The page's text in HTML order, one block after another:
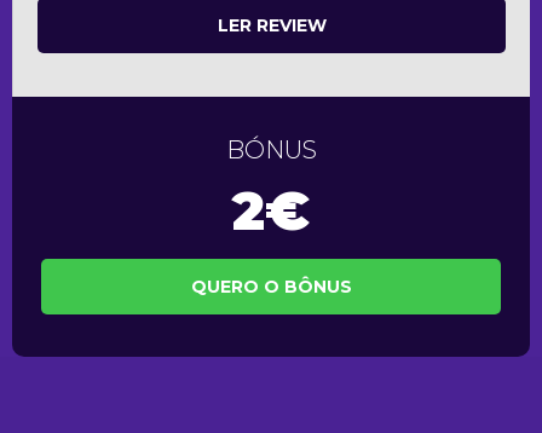
LER REVIEW
BÓNUS
2€
QUERO O BÔNUS